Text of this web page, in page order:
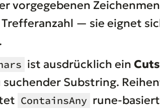
vorgegebenen
— sie eignet
ist ausdrücklich ein
Substring.
ContainsAny rune-